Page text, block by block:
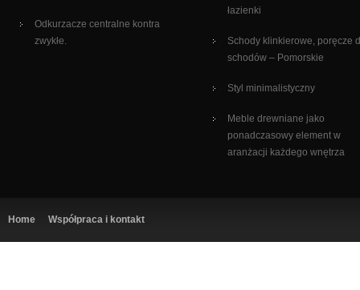
Odkurzacze centralne kontra
zwykłe.
łazienki
Schody klinkierowe, poręcze
schodów – Pomorskie
Styl minimalistyczny
Meble drewniane jako
ponadczasowy element w
aranżacji każdego wnętrza
Home Współpraca i kontakt